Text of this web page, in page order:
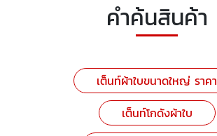
คำค้นสินค้า
เต็นท์ผ้าใบขนาดใหญ่ ราคา
เต็นท์โกดังผ้าใบ